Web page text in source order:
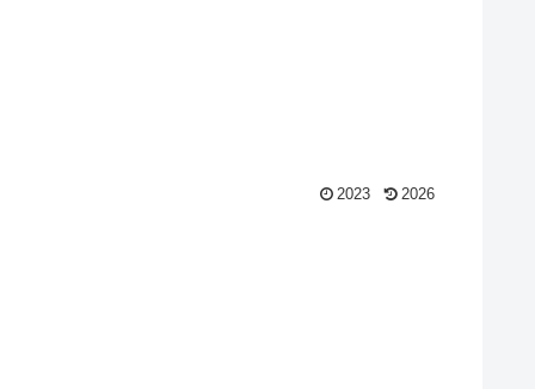
2023 2026